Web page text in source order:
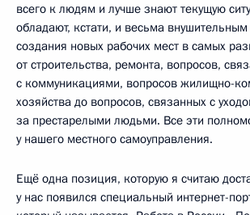
всего к людям и лучше знают текущую
обладают, кстати, и весьма
создания новых рабочих мест в самых
от строительства, ремонта, вопросов,
с коммуникациями, вопросов жилищно-
хозяйства до вопросов, связанных с
за престарелыми людьми. Все эти
у нашего местного самоуправления.
Ещё одна позиция, которую я считаю
у нас появился специальный интернет-